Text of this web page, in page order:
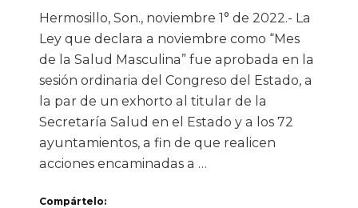
Hermosillo, Son., noviembre 1° de 2022.- La
Ley que declara a noviembre como “Mes
de la Salud Masculina” fue aprobada en la
sesión ordinaria del Congreso del Estado, a
la par de un exhorto al titular de la
Secretaría Salud en el Estado y a los 72
ayuntamientos, a fin de que realicen
acciones encaminadas a …
Compártelo: